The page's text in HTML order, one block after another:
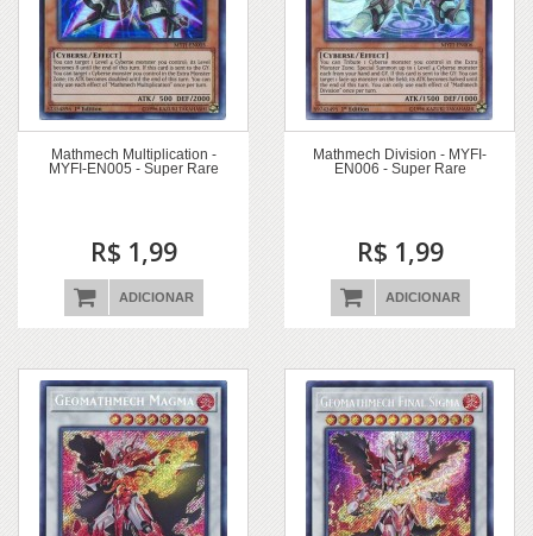
Mathmech Multiplication -
MYFI-EN005 - Super Rare
R$ 1,99
ADICIONAR
Mathmech Division - MYFI-
EN006 - Super Rare
R$ 1,99
ADICIONAR